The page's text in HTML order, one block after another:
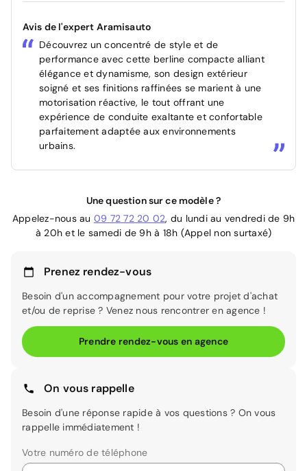
Avis de l'expert Aramisauto
Découvrez un concentré de style et de
performance avec cette berline compacte alliant
élégance et dynamisme, son design extérieur
soigné et ses finitions raffinées se marient à une
motorisation réactive, le tout offrant une
expérience de conduite exaltante et confortable
parfaitement adaptée aux environnements
urbains.
Une question sur ce modèle ?
Appelez-nous au 09 72 72 20 02, du lundi au vendredi de 9h
à 20h et le samedi de 9h à 18h (Appel non surtaxé)
Prenez rendez-vous
Besoin d'un accompagnement pour votre projet d'achat
et/ou de reprise ? Venez nous rencontrer en agence !
Prendre rendez-vous en agence
On vous rappelle
Besoin d'une réponse rapide à vos questions ? On vous
rappelle immédiatement !
Votre numéro de téléphone